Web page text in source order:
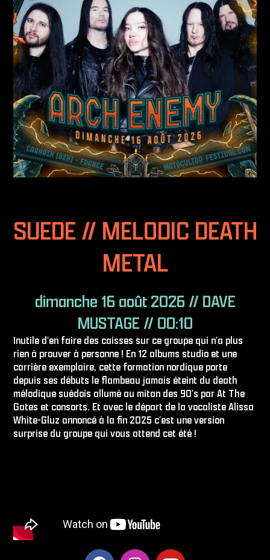
SUEDE // MELODIC DEATH
METAL
dimanche 16 août 2026 // DAVE
MUSTAGE // 00:10
Inutile d′en faire des caisses sur ce groupe qui n′a plus
rien à prouver à personne ! En 12 albums studio et une
carrière exemplaire, cette formation nordique porte
depuis ses débuts le flambeau jamais éteint du death
mélodique suédois allumé au mitan des 90′s par At The
Gates et consorts. Et avec le départ de la vocaliste Alissa
White-Gluz annoncé à la fin 2025 c′est une version
surprise du groupe qui vous attend cet été !